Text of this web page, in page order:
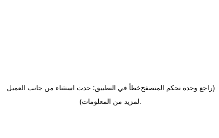
خطأ في التطبيق: حدث استثناء من جانب العميل(راجع وحدة تحكم المتصفح
لمزيد من المعلومات).